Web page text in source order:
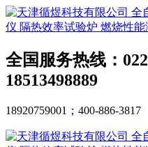
全国服务热线：
18513498889
18920759001；400-886-3817